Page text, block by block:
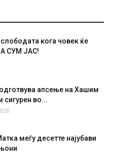
кога човек ќе
СУМ ЈАС!
апсење на Хашим
сигурен во...
меѓу десетте најубави